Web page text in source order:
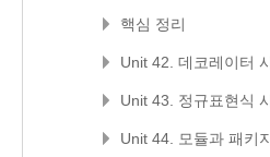
핵심 정리
Unit 42. 데코레이터
Unit 43. 정규표현식
Unit 44. 모듈과 패키